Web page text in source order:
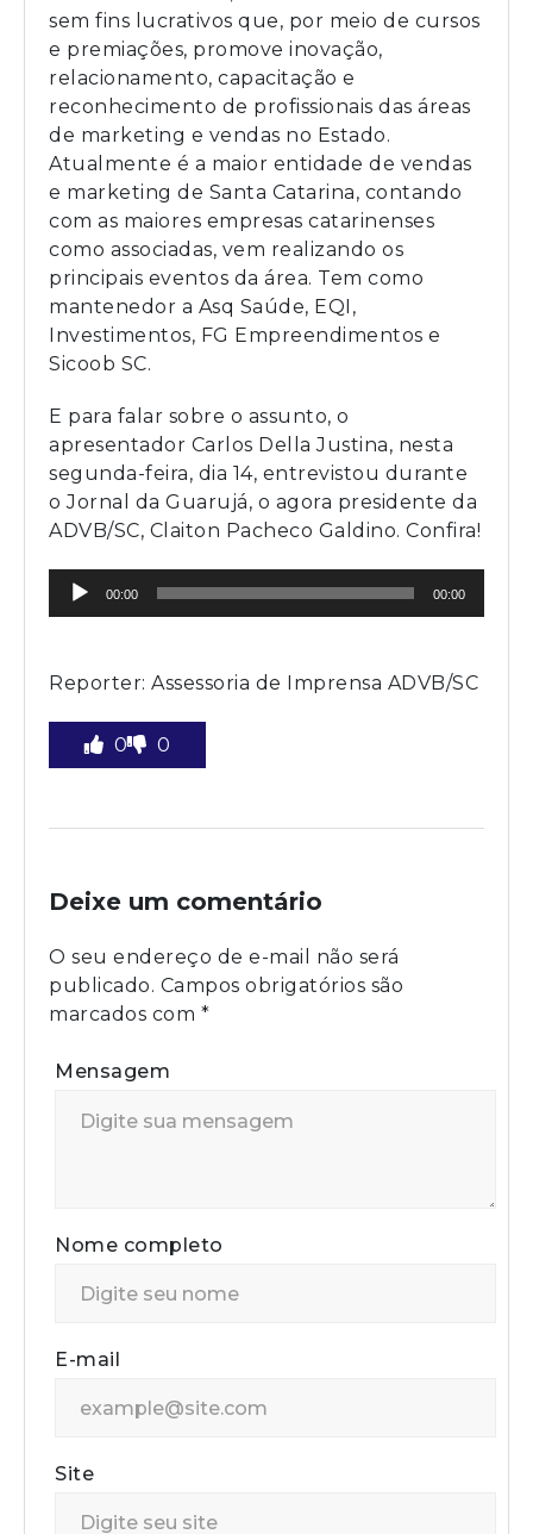
sem fins lucrativos que, por meio de cursos
e premiações, promove inovação,
relacionamento, capacitação e
reconhecimento de profissionais das áreas
de marketing e vendas no Estado.
Atualmente é a maior entidade de vendas
e marketing de Santa Catarina, contando
com as maiores empresas catarinenses
como associadas, vem realizando os
principais eventos da área. Tem como
mantenedor a Asq Saúde, EQI,
Investimentos, FG Empreendimentos e
Sicoob SC.
E para falar sobre o assunto, o
apresentador Carlos Della Justina, nesta
segunda-feira, dia 14, entrevistou durante
o Jornal da Guarujá, o agora presidente da
ADVB/SC, Claiton Pacheco Galdino. Confira!
Tocador
00:00 00:00
Reporter: Assessoria de Imprensa ADVB/SC
0 0
Deixe um comentário
O seu endereço de e-mail não será
publicado. Campos obrigatórios são
marcados com *
Mensagem
Nome completo
E-mail
Site